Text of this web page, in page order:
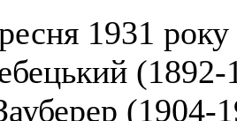
1931
(1904-